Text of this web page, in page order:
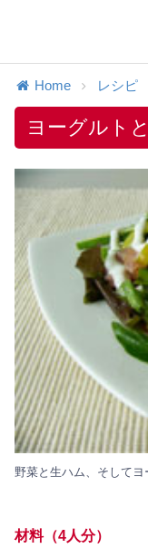
Home レシピ
ヨーグルト
野菜と生ハム、そして
材料（4人分）